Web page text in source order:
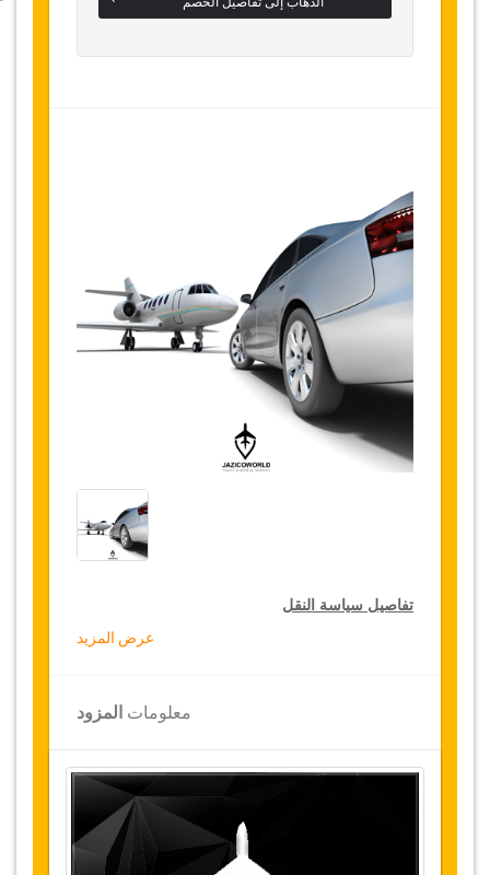
تفاصيل سياسة النقل
على النقل في جميع أنحاء تركيا ولمدة 12 شهرا،
للحصول على الخصم الخاص بك على النقل، انقر على
زر "الذهاب إلى تفاصيل الخصم" الموجود أعلاه.
التغييرات على الحجوزات قد تكون ممكنة إذا تم
عرض المزيد
معلومات المزود